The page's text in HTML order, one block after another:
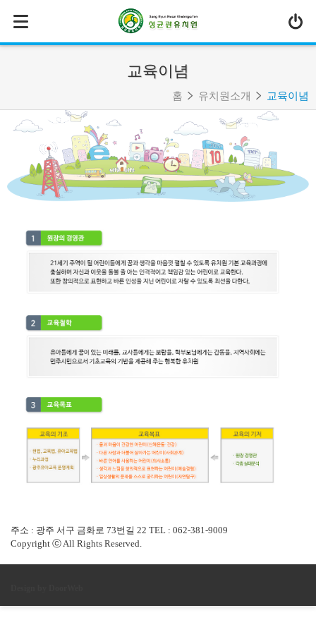
교육이념
홈 유치원소개 교육이념
주소 : 광주 서구 금화로 73번길 22 TEL : 062-381-9009
Copyright ⓒ All Rights Reserved.
MENU
- 연혁
- 교육이념
- 유치원상징
- 교직원소개
- 학사일정
교육과정
교육환경
부모교육
커뮤니티